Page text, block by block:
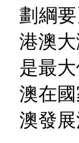
劃綱
港澳
是最
澳在
澳發